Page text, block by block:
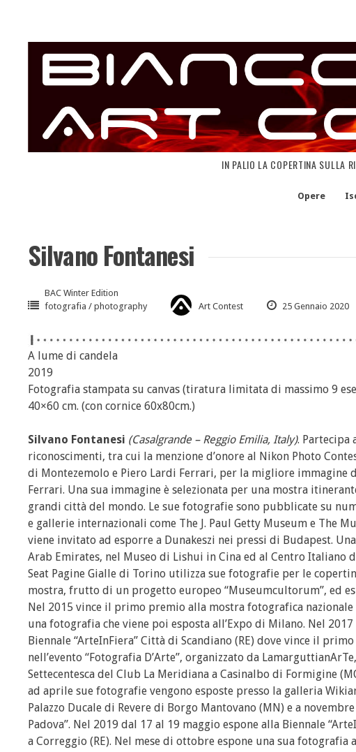
content
IN PALIO LA COPERTINA SULLA
Opere
Silvano Fontanesi
BAC Winter Edition
fotografia / photography
Art Contest 25 Gennaio 2020
A lume di candela
2019
Fotografia stampata su canvas (tiratura limitata di massimo 9
40×60 cm. (con cornice 60x80cm.)
Silvano Fontanesi (Casalgrande – Reggio Emilia, Italy). Partecipa
riconoscimenti, tra cui la menzione d’onore al Nikon Photo
di Montezemolo e Piero Lardi Ferrari, per la migliore immagine
Ferrari. Una sua immagine è selezionata per una mostra
grandi città del mondo. Le sue fotografie sono pubblicate su
e gallerie internazionali come The J. Paul Getty Museum e The
viene invitato ad esporre a Dunakeszi nei pressi di Budapest.
Arab Emirates, nel Museo di Lishui in Cina ed al Centro Italiano
Seat Pagine Gialle di Torino utilizza sue fotografie per le
mostra, frutto di un progetto europeo “Museumcultorum”, ed
Nel 2015 vince il primo premio alla mostra fotografica nazionale
una fotografia che viene poi esposta all’Expo di Milano. Nel
Biennale “ArteInFiera” Città di Scandiano (RE) dove vince il
nell’evento “Fotografia D’Arte”, organizzato da
Settecentesca del Club La Meridiana a Casinalbo di Formigine
ad aprile sue fotografie vengono esposte presso la galleria
Palazzo Ducale di Revere di Borgo Mantovano (MN) e a
Padova”. Nel 2019 dal 17 al 19 maggio espone alla Biennale
a Correggio (RE). Nel mese di ottobre espone una sua